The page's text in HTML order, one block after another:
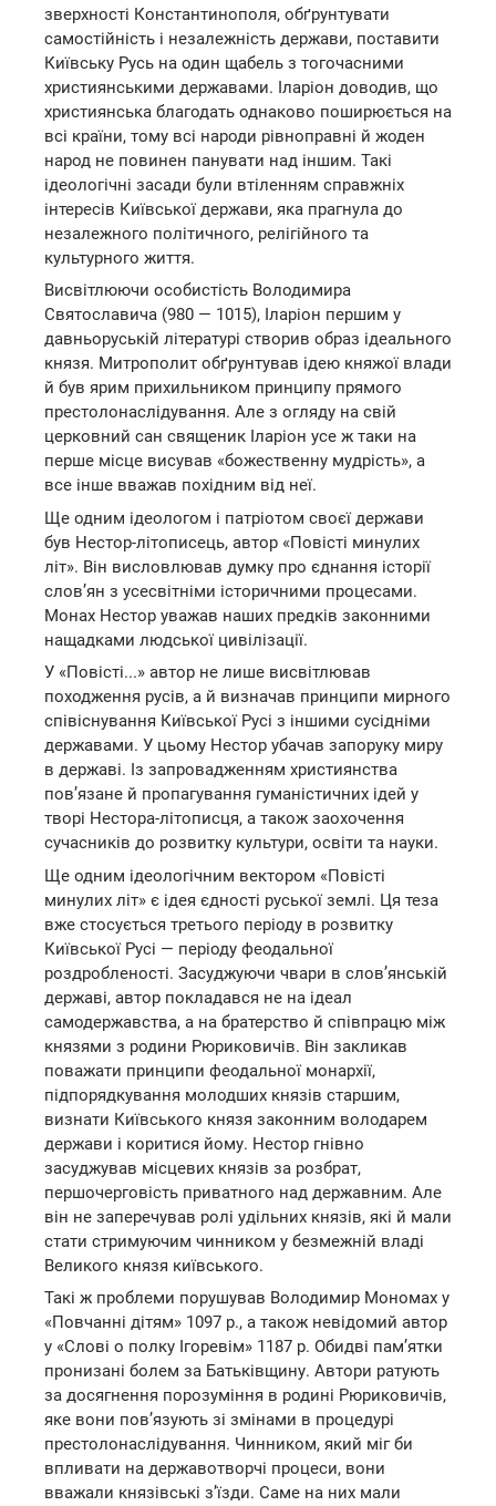
зверхності Константинополя, обґрунтувати
самостійність і незалежність держави, поставити
Київську Русь на один щабель з тогочасними
християнськими державами. Іларіон доводив, що
християнська благодать однаково поширюється на
всі країни, тому всі народи рівноправні й жоден
народ не повинен панувати над іншим. Такі
ідеологічні засади були втіленням справжніх
інтересів Київської держави, яка прагнула до
незалежного політичного, релігійного та
культурного життя.
Висвітлюючи особистість Володимира
Святославича (980 — 1015), Іларіон першим у
давньоруській літературі створив образ ідеального
князя. Митрополит обґрунтував ідею княжої влади
й був ярим прихильником принципу прямого
престолонаслідування. Але з огляду на свій
церковний сан священик Іларіон усе ж таки на
перше місце висував «божественну мудрість», а
все інше вважав похідним від неї.
Ще одним ідеологом і патріотом своєї держави
був Нестор-літописець, автор «Повісті минулих
літ». Він висловлював думку про єднання історії
слов’ян з усесвітніми історичними процесами.
Монах Нестор уважав наших предків законними
нащадками людської цивілізації.
У «Повісті...» автор не лише висвітлював
походження русів, а й визначав принципи мирного
співіснування Київської Русі з іншими сусідніми
державами. У цьому Нестор убачав запоруку миру
в державі. Із запровадженням християнства
пов’язане й пропагування гуманістичних ідей у
творі Нестора-літописця, а також заохочення
сучасників до розвитку культури, освіти та науки.
Ще одним ідеологічним вектором «Повісті
минулих літ» є ідея єдності руської землі. Ця теза
вже стосується третього періоду в розвитку
Київської Русі — періоду феодальної
роздробленості. Засуджуючи чвари в слов’янській
державі, автор покладався не на ідеал
самодержавства, а на братерство й співпрацю між
князями з родини Рюриковичів. Він закликав
поважати принципи феодальної монархії,
підпорядкування молодших князів старшим,
визнати Київського князя законним володарем
держави і коритися йому. Нестор гнівно
засуджував місцевих князів за розбрат,
першочерговість приватного над державним. Але
він не заперечував ролі удільних князів, які й мали
стати стримуючим чинником у безмежній владі
Великого князя київського.
Такі ж проблеми порушував Володимир Мономах у
«Повчанні дітям» 1097 p., а також невідомий автор
у «Слові о полку Ігоревім» 1187 р. Обидві пам’ятки
пронизані болем за Батьківщину. Автори ратують
за досягнення порозуміння в родині Рюриковичів,
яке вони пов’язують зі змінами в процедурі
престолонаслідування. Чинником, який міг би
впливати на державотворчі процеси, вони
вважали князівські з’їзди. Саме на них мали